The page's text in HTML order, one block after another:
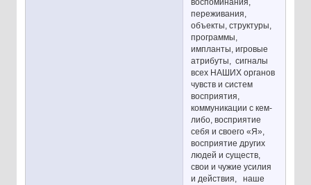
воспоминания,
переживания,
объекты, структуры,
программы,
импланты, игровые
атрибуты, сигналы
всех НАШИХ органов
чувств и систем
восприятия,
коммуникации с кем-
либо, восприятие
себя и своего «Я»,
восприятие других
людей и существ,
свои и чужие усилия
и действия, наше